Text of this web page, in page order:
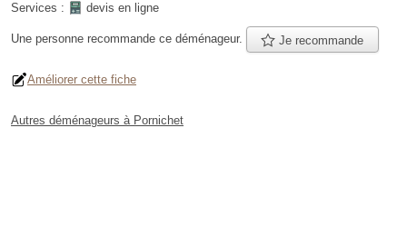
Services :
devis en ligne
Une personne recommande ce déménageur. Je recommande
Améliorer cette fiche
Autres déménageurs à Pornichet